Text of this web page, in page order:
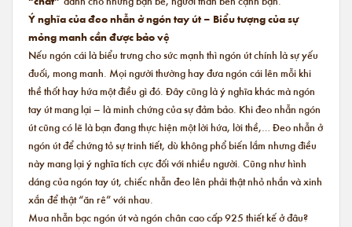
Ý nghĩa của đeo nhẫn ở ngón tay út – Biểu tượng của sự
mỏng manh cần được bảo vệ
Nếu ngón cái là biểu trưng cho sức mạnh thì ngón út chính là sự yếu
đuối, mong manh. Mọi người thường hay đưa ngón cái lên mỗi khi
thề thốt hay hứa một điều gì đó. Đây cũng là ý nghĩa khác mà ngón
tay út mang lại – là minh chứng của sự đảm bảo. Khi đeo nhẫn ngón
út cũng có lẽ là bạn đang thực hiện một lời hứa, lời thề,… Đeo nhẫn ở
ngón út để chứng tỏ sự trinh tiết, dù không phổ biến lắm nhưng điều
này mang lại ý nghĩa tích cực đối với nhiều người. Cũng như hình
dáng của ngón tay út, chiếc nhẫn đeo lên phải thật nhỏ nhắn và xinh
xắn để thật “ăn rê” với nhau.
Mua nhẫn bạc ngón út và ngón chân cao cấp 925 thiết kế ở đâu?